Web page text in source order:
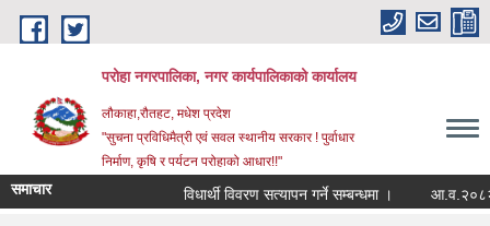
Skip to main content
परोहा नगरपालिका, नगर कार्यपालिकाको कार्यालय
लौकाहा,रौतहट, मधेश प्रदेश
"सुचना प्रविधिमैत्री एवं सवल स्थानीय सरकार ! पुर्वाधार
निर्माण, कृषि र पर्यटन परोहाको आधार!!"
समाचार विधार्थी विवरण सत्यापन गर्ने सम्बन्धमा ।